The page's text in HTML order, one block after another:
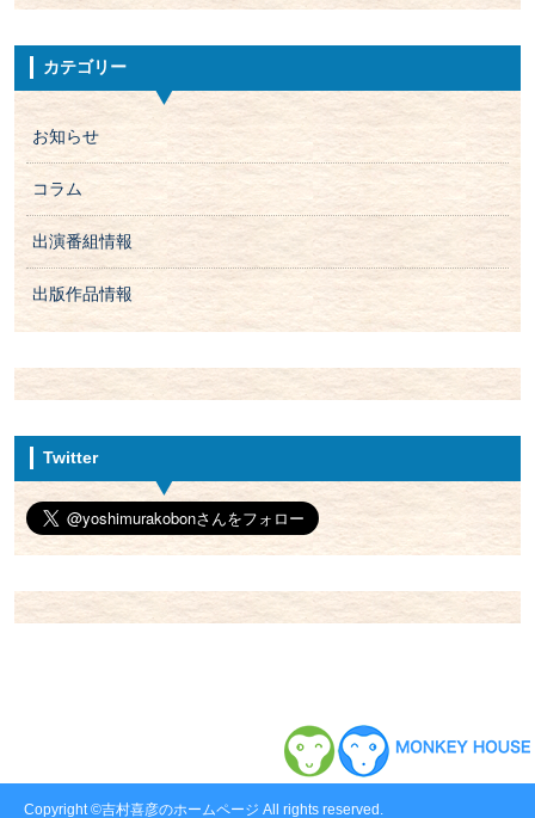
カテゴリー
お知らせ
コラム
出演番組情報
出版作品情報
Twitter
Copyright ©吉村喜彦のホームページ All rights reserved.